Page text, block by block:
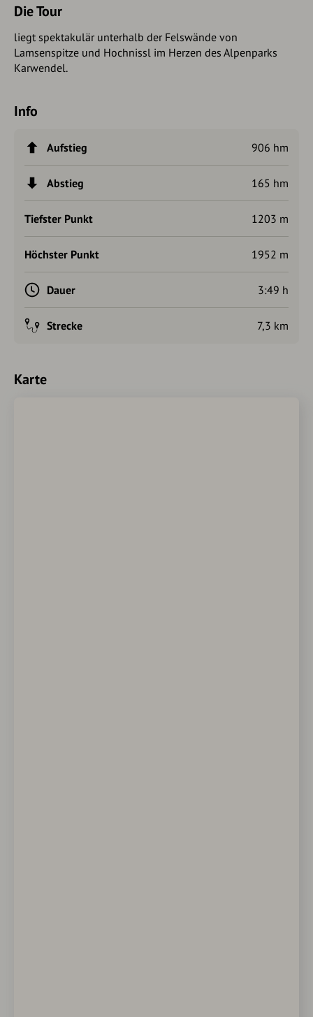
Die Tour
liegt spektakulär unterhalb der Felswände von
Lamsenspitze und Hochnissl im Herzen des Alpenparks
Karwendel.
Info
Aufstieg 906 hm
Abstieg 165 hm
Tiefster Punkt 1203 m
Höchster Punkt 1952 m
Dauer 3:49 h
Strecke 7,3 km
Karte